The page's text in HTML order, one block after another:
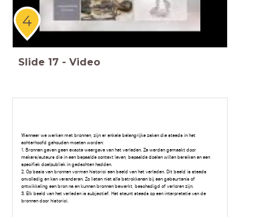
4
Slide 17 - Video
Wanneer we werken met bronnen, zijn er enkele belangrijke zaken die steeds in het
achterhoofd gehouden moeten worden:
1. Bronnen geven geen exacte weergave van het verleden. Ze werden gemaakt door
makers/auteurs die in een bepaalde context leven, bepaalde doelen willen bereiken en een
specifiek doelpubliek in gedachten hadden.
2. Op basis van bronnen vormen historici een beeld van het verleden. Dit beeld is steeds
onvolledig en kan veranderen. Zo lieten niet alle betrokkenen bij een gebeurtenis of
ontwikkeling een bron na en kunnen bronnen bewerkt, beschadigd of verloren zijn.
3. Elk beeld van het verleden is subjectief. Het steunt steeds op een interpretatie van de
bronnen door historici.